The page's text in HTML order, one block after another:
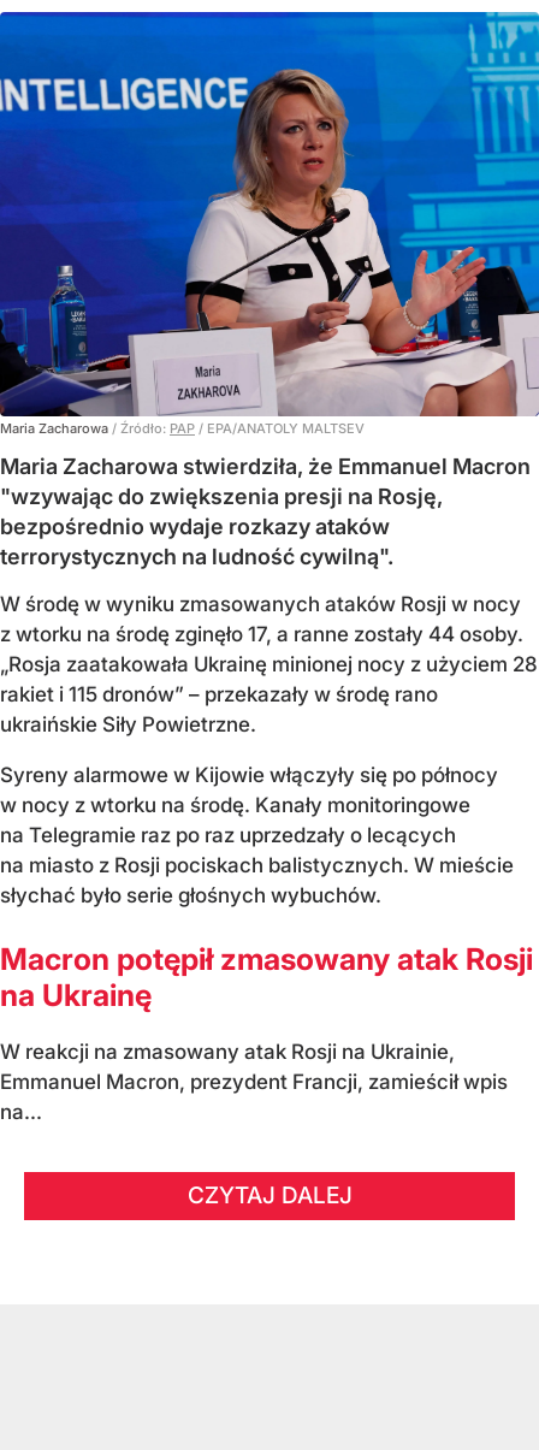
Maria Zacharowa / Źródło: PAP / EPA/ANATOLY MALTSEV
Maria Zacharowa stwierdziła, że Emmanuel Macron
"wzywając do zwiększenia presji na Rosję,
bezpośrednio wydaje rozkazy ataków
terrorystycznych na ludność cywilną".
W środę w wyniku zmasowanych ataków Rosji w nocy
z wtorku na środę zginęło 17, a ranne zostały 44 osoby.
„Rosja zaatakowała Ukrainę minionej nocy z użyciem 28
rakiet i 115 dronów” – przekazały w środę rano
ukraińskie Siły Powietrzne.
Syreny alarmowe w Kijowie włączyły się po północy
w nocy z wtorku na środę. Kanały monitoringowe
na Telegramie raz po raz uprzedzały o lecących
na miasto z Rosji pociskach balistycznych. W mieście
słychać było serie głośnych wybuchów.
Macron potępił zmasowany atak Rosji
na Ukrainę
W reakcji na zmasowany atak Rosji na Ukrainie,
Emmanuel Macron, prezydent Francji, zamieścił wpis
na...
CZYTAJ DALEJ